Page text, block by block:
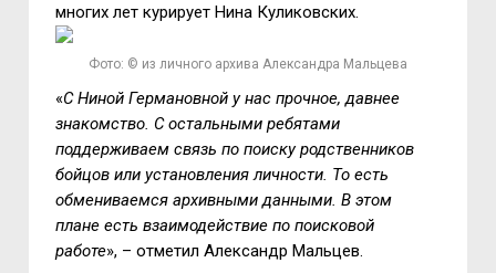
многих лет курирует Нина Куликовских.
Фото: © из личного архива Александра Мальцева
«С Ниной Германовной у нас прочное, давнее
знакомство. С остальными ребятами
поддерживаем связь по поиску родственников
бойцов или установления личности. То есть
обмениваемся архивными данными. В этом
плане есть взаимодействие по поисковой
работе», – отметил Александр Мальцев.